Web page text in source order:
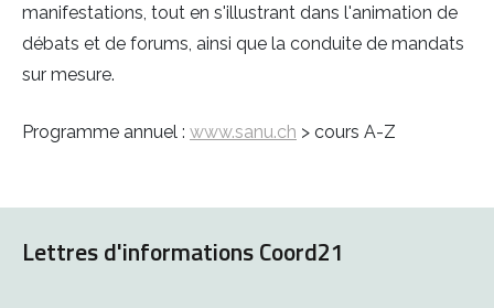
manifestations, tout en s'illustrant dans l'animation de
débats et de forums, ainsi que la conduite de mandats
sur mesure.
Programme annuel : www.sanu.ch > cours A-Z
Lettres d'informations Coord21